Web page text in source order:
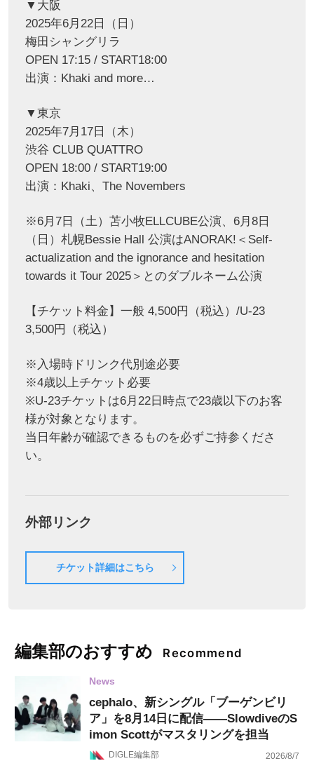
▼大阪
2025年6月22日（日）
梅田シャングリラ
OPEN 17:15 / START18:00
出演：Khaki and more…
▼東京
2025年7月17日（木）
渋谷 CLUB QUATTRO
OPEN 18:00 / START19:00
出演：Khaki、The Novembers
※6月7日（土）苫小牧ELLCUBE公演、6月8日
（日）札幌Bessie Hall 公演はANORAK!＜Self-
actualization and the ignorance and hesitation
towards it Tour 2025＞とのダブルネーム公演
【チケット料金】一般 4,500円（税込）/U-23
3,500円（税込）
※入場時ドリンク代別途必要
※4歳以上チケット必要
※U-23チケットは6月22日時点で23歳以下のお客
様が対象となります。
当日年齢が確認できるものを必ずご持参くださ
い。
外部リンク
チケット詳細はこちら
編集部のおすすめ Recommend
News
cephalo、新シングル「ブーゲンビリ
ア」を8月14日に配信——SlowdiveのS
imon Scottがマスタリングを担当
DIGLE編集部 2026/8/7